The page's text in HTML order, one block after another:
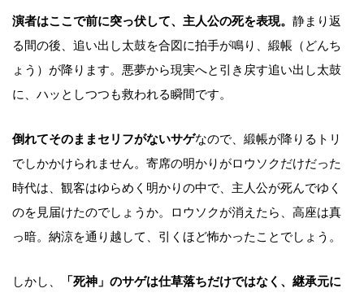
演者はここで前に突っ伏して、主人公の死を表現。 静まり返
る間の後、追い出し太鼓を合図に拍手が鳴り、緞帳（どんち
ょう）が降ります。悪夢から現実へと引き戻す追い出し太鼓
に、ハッとしつつも救われる瞬間です。
倒れてそのままセリフがないサゲなので、緞帳が降りるトリ
でしかかけられません。寄席の明かりがロウソクだけだった
時代は、観客はゆらめく明かりの中で、主人公が死んでゆく
のを見届けたのでしょうか。ロウソクが消えたら、高座は真
っ暗。納涼を通り越して、引くほど怖かったことでしょう。
しかし、
「死神」のサゲは仕草落ちだけではなく、継承元に